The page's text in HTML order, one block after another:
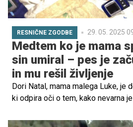
RESNIČNE ZGODBE 29. 05. 2025
Medtem ko je mama
sin umiral – pes je
in mu rešil življenje
Dori Natal, mama malega Luke, je
ki odpira oči o tem, kako nevarna
manjša nevšečnost, nekaj, kar je